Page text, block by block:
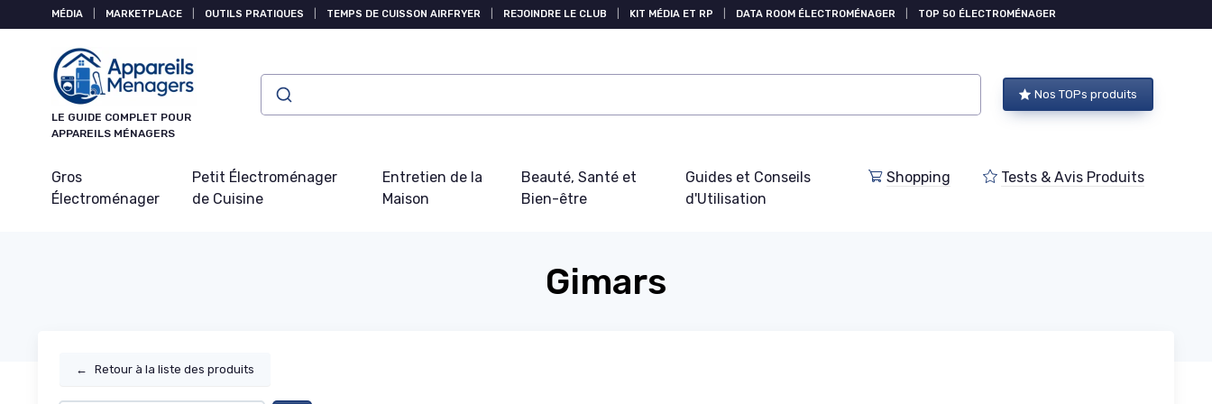
MÉDIA MARKETPLACE OUTILS PRATIQUES TEMPS DE CUISSON AIRFRYER REJOINDRE LE CLUB KIT MÉDIA ET RP DATA ROOM ÉLECTROMÉNAGER TOP 50 ÉLECTROMÉNAGER
LE GUIDE COMPLET POUR
APPAREILS MÉNAGERS
Nos TOPs produits
Gros
Électroménager
Petit Électroménager
de Cuisine
Entretien de la
Maison
Beauté, Santé et
Bien-être
Guides et Conseils
d'Utilisation
Shopping Tests & Avis Produits
Gimars
← Retour à la liste des produits
Panneau de gestion des cookies